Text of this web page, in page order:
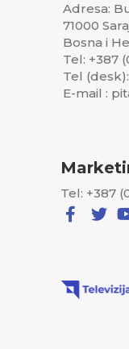
Adresa:
71000
Bosna i
Tel: +387
Tel
E-mail :
Tel: +387